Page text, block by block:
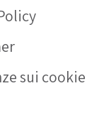
sui cookie